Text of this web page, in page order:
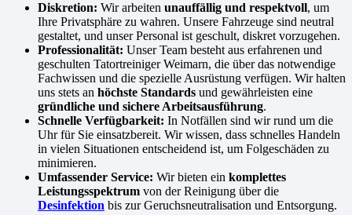
Diskretion: Wir arbeiten unauffällig und respektvoll, um
Ihre Privatsphäre zu wahren. Unsere Fahrzeuge sind neutral
gestaltet, und unser Personal ist geschult, diskret vorzugehen.
Professionalität: Unser Team besteht aus erfahrenen und
geschulten Tatortreiniger Weimarn, die über das notwendige
Fachwissen und die spezielle Ausrüstung verfügen. Wir halten
uns stets an höchste Standards und gewährleisten eine
gründliche und sichere Arbeitsausführung.
Schnelle Verfügbarkeit: In Notfällen sind wir rund um die
Uhr für Sie einsatzbereit. Wir wissen, dass schnelles Handeln
in vielen Situationen entscheidend ist, um Folgeschäden zu
minimieren.
Umfassender Service: Wir bieten ein komplettes
Leistungsspektrum von der Reinigung über die
Desinfektion bis zur Geruchsneutralisation und Entsorgung.